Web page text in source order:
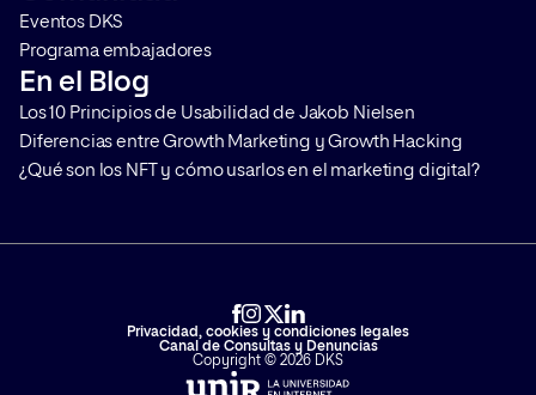
Eventos DKS
Programa embajadores
En el Blog
Los 10 Principios de Usabilidad de Jakob Nielsen
Diferencias entre Growth Marketing y Growth Hacking
¿Qué son los NFT y cómo usarlos en el marketing digital?
Privacidad, cookies y condiciones legales
Canal de Consultas y Denuncias
Copyright © 2026 DKS